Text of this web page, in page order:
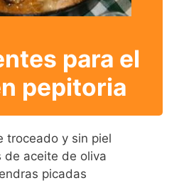
para el
pepitoria
troceado y sin piel
de aceite de oliva
picadas